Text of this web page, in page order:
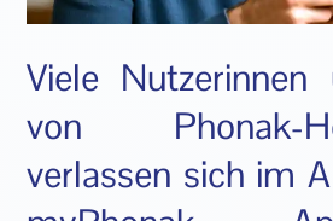
Viele
von Phonak-
verlassen sich im